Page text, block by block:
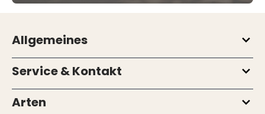
Allgemeines
Service & Kontakt
Arten